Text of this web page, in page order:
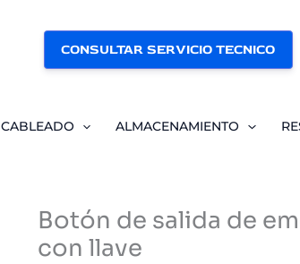
CONSULTAR SERVICIO TECNICO
CABLEADO ALMACENAMIENTO
Botón de salida de
con llave